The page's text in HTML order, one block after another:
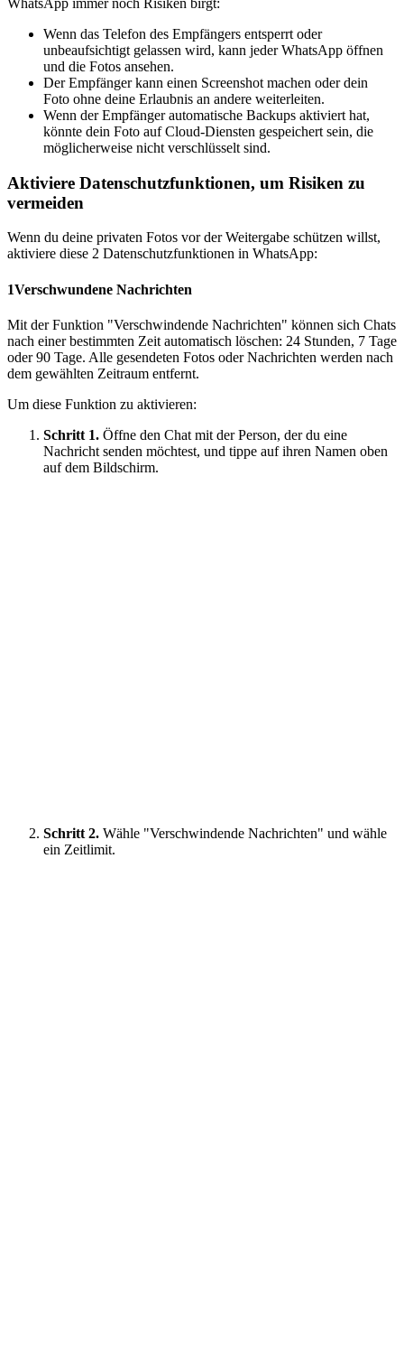
WhatsApp immer noch Risiken birgt:
Wenn das Telefon des Empfängers entsperrt oder
unbeaufsichtigt gelassen wird, kann jeder WhatsApp öffnen
und die Fotos ansehen.
Der Empfänger kann einen Screenshot machen oder dein
Foto ohne deine Erlaubnis an andere weiterleiten.
Wenn der Empfänger automatische Backups aktiviert hat,
könnte dein Foto auf Cloud-Diensten gespeichert sein, die
möglicherweise nicht verschlüsselt sind.
Aktiviere Datenschutzfunktionen, um Risiken zu
vermeiden
Wenn du deine privaten Fotos vor der Weitergabe schützen willst,
aktiviere diese 2 Datenschutzfunktionen in WhatsApp:
1Verschwundene Nachrichten
Mit der Funktion "Verschwindende Nachrichten" können sich Chats
nach einer bestimmten Zeit automatisch löschen: 24 Stunden, 7 Tage
oder 90 Tage. Alle gesendeten Fotos oder Nachrichten werden nach
dem gewählten Zeitraum entfernt.
Um diese Funktion zu aktivieren:
Schritt 1. Öffne den Chat mit der Person, der du eine
Nachricht senden möchtest, und tippe auf ihren Namen oben
auf dem Bildschirm.
Schritt 2. Wähle "Verschwindende Nachrichten" und wähle
ein Zeitlimit.